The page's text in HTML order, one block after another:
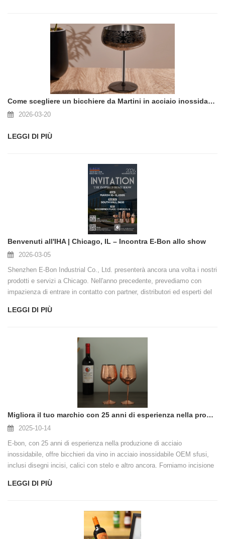
Come scegliere un bicchiere da Martini in acciaio inossidabile?
2026-03-20
LEGGI DI PIÙ
Benvenuti all'IHA | Chicago, IL – Incontra E-Bon allo show
2026-03-05
Shenzhen E-Bon Industrial Co., Ltd. presenterà ancora una volta i nostri
prodotti e servizi a Chicago. Nell'anno precedente, prevediamo con
impazienza di entrare in contatto con partner, distributori ed esperti del
LEGGI DI PIÙ
Migliora il tuo marchio con 25 anni di esperienza nella produzione di bicchieri da vino in acciaio inossidabile
2025-10-14
E-bon, con 25 anni di esperienza nella produzione di acciaio
inossidabile, offre bicchieri da vino in acciaio inossidabile OEM sfusi,
inclusi disegni incisi, calici con stelo e altro ancora. Forniamo incisione
per aziende globali. Esplora la nostra collezione di bicchieri da vino
LEGGI DI PIÙ